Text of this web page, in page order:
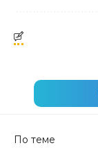
По теме